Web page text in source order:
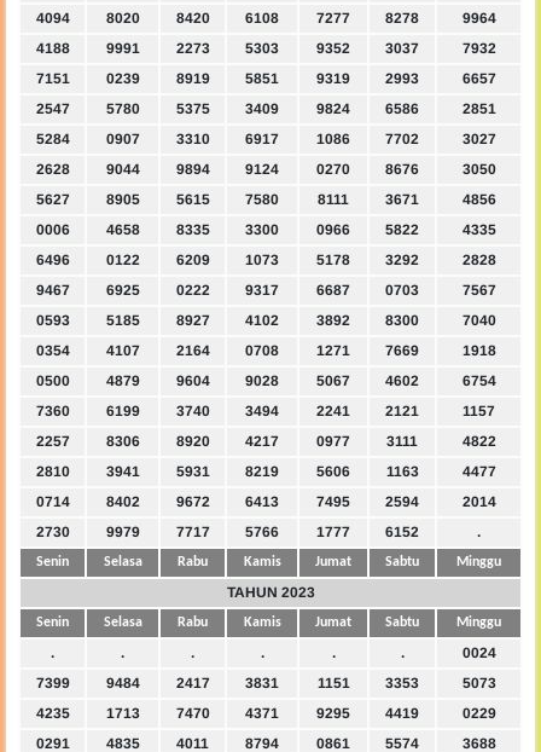
4094
8020 8420 6108 7277 8278
9964
4188
9991 2273 5303 9352 3037
7932
7151
0239 8919 5851 9319 2993
6657
2547
5780 5375 3409 9824 6586
2851
5284
0907 3310 6917 1086 7702
3027
2628
9044 9894 9124 0270 8676
3050
5627
8905 5615 7580 8111 3671
4856
0006
4658 8335 3300 0966 5822
4335
6496
0122 6209 1073 5178 3292
2828
9467
6925 0222 9317 6687 0703
7567
0593
5185 8927 4102 3892 8300
7040
0354
4107 2164 0708 1271 7669
1918
0500
4879 9604 9028 5067 4602
6754
7360
6199 3740 3494 2241 2121
1157
2257
8306 8920 4217 0977 3111
4822
2810
3941 5931 8219 5606 1163
4477
0714
8402 9672 6413 7495 2594
2014
2730
9979 7717 5766 1777 6152 .
Senin Selasa Rabu Kamis Jumat Sabtu Minggu
TAHUN 2023
Senin Selasa Rabu Kamis Jumat Sabtu Minggu
. . . . . .
0024
7399
9484 2417 3831 1151 3353
5073
4235
1713 7470 4371 9295 4419
0229
0291
4835 4011 8794 0861 5574
3688